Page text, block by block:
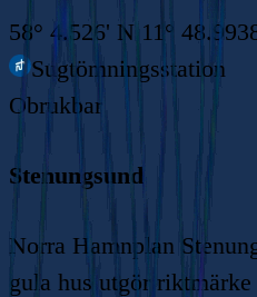
58° 4.526' N 11°
Sugtömningsstation
Obrukbar
Stenungsund
Norra Hamnplan
gula hus utgör riktmärke